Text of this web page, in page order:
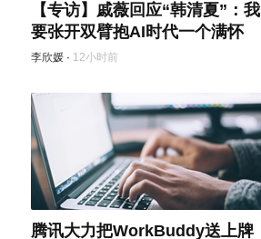
【专访】戚薇回应“韩清夏”：我
要张开双臂抱AI时代一个满怀
李欣媛 · 12小时前
腾讯大力把WorkBuddy送上牌